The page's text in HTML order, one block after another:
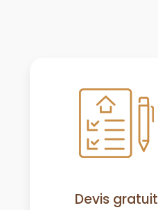
Devis gratuit